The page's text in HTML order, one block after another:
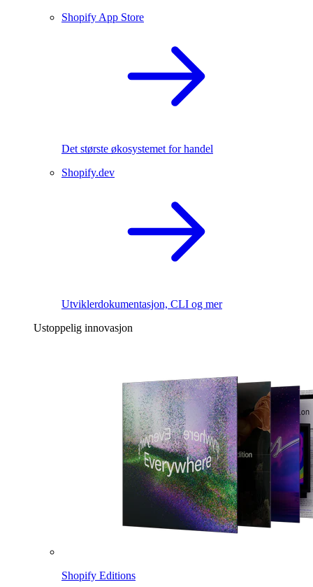
Shopify App Store
Det største økosystemet for handel
Shopify.dev
Utviklerdokumentasjon, CLI og mer
Ustoppelig innovasjon
Shopify Editions